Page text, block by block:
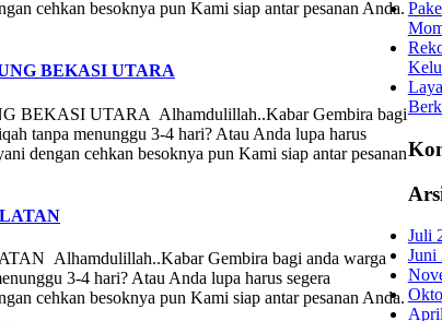
cehkan besoknya pun Kami siap antar pesanan Anda.
BEKASI UTARA
UTARA Alhamdulillah..Kabar Gembira bagi
tanpa menunggu 3-4 hari? Atau Anda lupa harus
dengan cehkan besoknya pun Kami siap antar pesanan
Alhamdulillah..Kabar Gembira bagi anda warga
3-4 hari? Atau Anda lupa harus segera
cehkan besoknya pun Kami siap antar pesanan Anda.
Juli
Juni